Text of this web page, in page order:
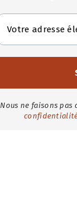
Nous ne faisons pas